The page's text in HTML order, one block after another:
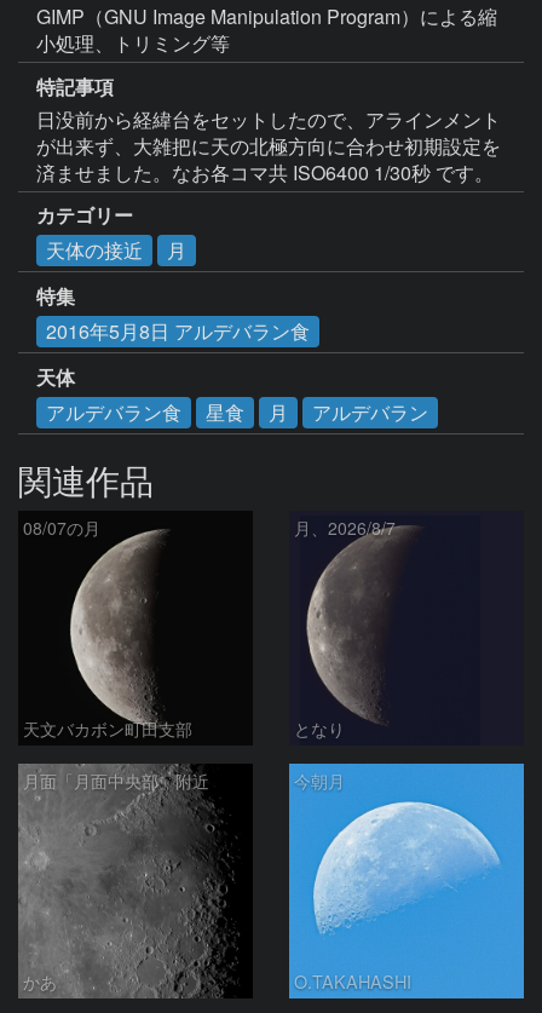
GIMP（GNU Image Manipulation Program）による縮
小処理、トリミング等
特記事項
日没前から経緯台をセットしたので、アラインメント
が出来ず、大雑把に天の北極方向に合わせ初期設定を
済ませました。なお各コマ共 ISO6400 1/30秒 です。
カテゴリー
天体の接近
月
特集
2016年5月8日 アルデバラン食
天体
アルデバラン食
星食 月 アルデバラン
関連作品
08/07の月
天文バカボン町田支部
月、2026/8/7
となり
月面「月面中央部」附近
かあ
今朝月
O.TAKAHASHI